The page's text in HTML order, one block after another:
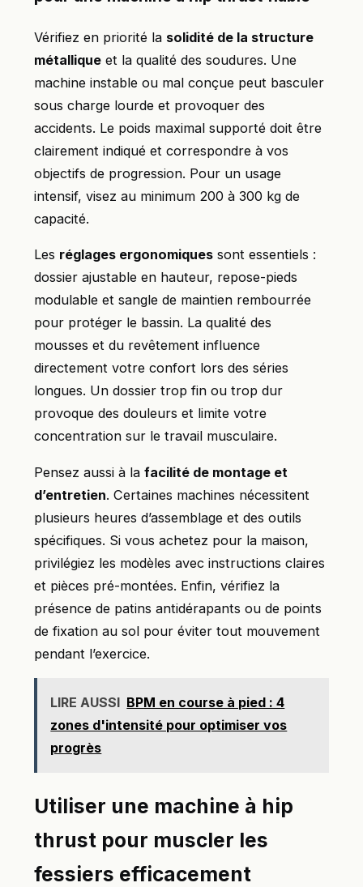
Vérifiez en priorité la solidité de la structure
métallique et la qualité des soudures. Une
machine instable ou mal conçue peut basculer
sous charge lourde et provoquer des
accidents. Le poids maximal supporté doit être
clairement indiqué et correspondre à vos
objectifs de progression. Pour un usage
intensif, visez au minimum 200 à 300 kg de
capacité.
Les réglages ergonomiques sont essentiels :
dossier ajustable en hauteur, repose-pieds
modulable et sangle de maintien rembourrée
pour protéger le bassin. La qualité des
mousses et du revêtement influence
directement votre confort lors des séries
longues. Un dossier trop fin ou trop dur
provoque des douleurs et limite votre
concentration sur le travail musculaire.
Pensez aussi à la facilité de montage et
d’entretien. Certaines machines nécessitent
plusieurs heures d’assemblage et des outils
spécifiques. Si vous achetez pour la maison,
privilégiez les modèles avec instructions claires
et pièces pré-montées. Enfin, vérifiez la
présence de patins antidérapants ou de points
de fixation au sol pour éviter tout mouvement
pendant l’exercice.
LIRE AUSSI BPM en course à pied : 4
zones d'intensité pour optimiser vos
progrès
Utiliser une machine à hip
thrust pour muscler les
fessiers efficacement